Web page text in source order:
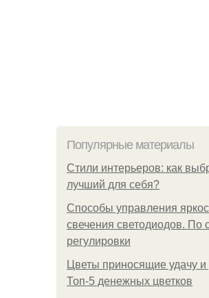
Популярные материалы
Стили интерьеров: как
лучший для себя?
Способы управления
свечения светодиодов. По
регулировки
Цветы приносящие удачу и
Топ-5 денежных цветков